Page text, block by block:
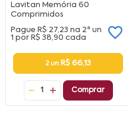
Lavitan Memória 60
Comprimidos
Pague R$ 27,23 na 2ª un
1 por R$ 38,90 cada
2 un R$ 66,13
1 Comprar